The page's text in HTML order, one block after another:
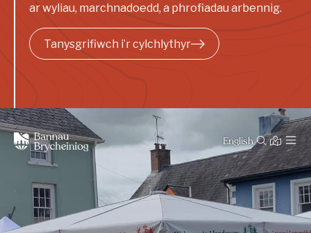
ar wyliau, marchnadoedd, a phrofiadau arbennig.
Tanysgrifiwch i’r cylchlythyr
English